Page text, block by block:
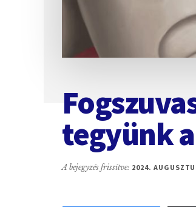
tegyünk
A bejegyzés frissítve: 2024.